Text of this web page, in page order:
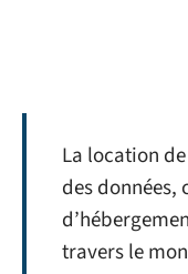
La location
des données,
travers le